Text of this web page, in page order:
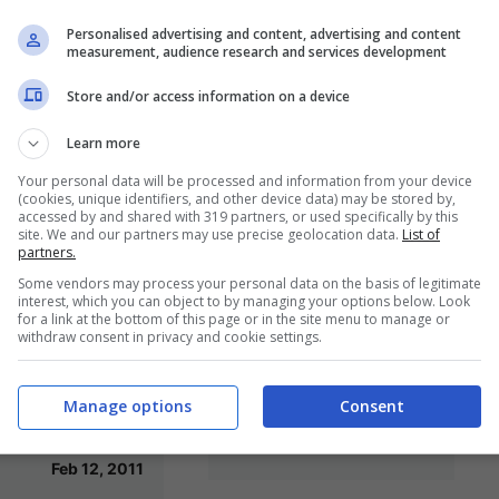
per
C4 Picasso
Green Hill
Mar 3, 2011
una
speranza
Feb 12, 2011
Samsung
mirrorless NX100
Feb 9, 2011
Personalised advertising and content, advertising and content
measurement, audience research and services development
Store and/or access information on a device
Learn more
Your personal data will be processed and information from your device
(cookies, unique identifiers, and other device data) may be stored by,
accessed by and shared with 319 partners, or used specifically by this
site. We and our partners may use precise geolocation data. List of
partners.
Some vendors may process your personal data on the basis of legitimate
interest, which you can object to by managing your options below. Look
for a link at the bottom of this page or in the site menu to manage or
withdraw consent in privacy and cookie settings.
Consent
Manage options